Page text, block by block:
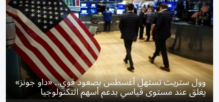
وول ستريت تستهل أغسطس بصعود قوي.. «داو جونز»
يغلق عند مستوى قياسي بدعم أسهم التكنولوجيا